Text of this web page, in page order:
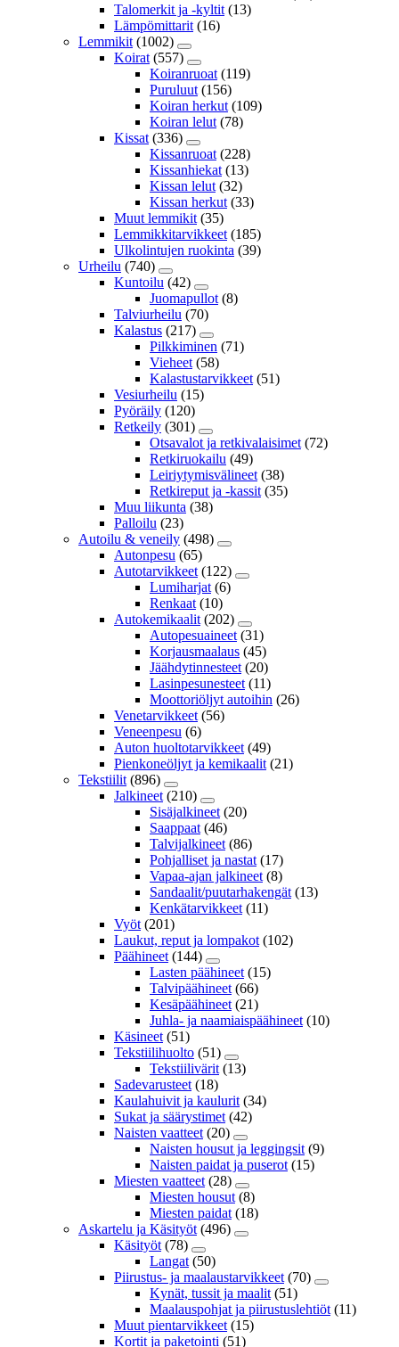
Talomerkit ja -kyltit (13)
Lämpömittarit (16)
Lemmikit (1002)
Koirat (557)
Koiranruoat (119)
Puruluut (156)
Koiran herkut (109)
Koiran lelut (78)
Kissat (336)
Kissanruoat (228)
Kissanhiekat (13)
Kissan lelut (32)
Kissan herkut (33)
Muut lemmikit (35)
Lemmikkitarvikkeet (185)
Ulkolintujen ruokinta (39)
Urheilu (740)
Kuntoilu (42)
Juomapullot (8)
Talviurheilu (70)
Kalastus (217)
Pilkkiminen (71)
Vieheet (58)
Kalastustarvikkeet (51)
Vesiurheilu (15)
Pyöräily (120)
Retkeily (301)
Otsavalot ja retkivalaisimet (72)
Retkiruokailu (49)
Leiriytymisvälineet (38)
Retkireput ja -kassit (35)
Muu liikunta (38)
Palloilu (23)
Autoilu & veneily (498)
Autonpesu (65)
Autotarvikkeet (122)
Lumiharjat (6)
Renkaat (10)
Autokemikaalit (202)
Autopesuaineet (31)
Korjausmaalaus (45)
Jäähdytinnesteet (20)
Lasinpesunesteet (11)
Moottoriöljyt autoihin (26)
Venetarvikkeet (56)
Veneenpesu (6)
Auton huoltotarvikkeet (49)
Pienkoneöljyt ja kemikaalit (21)
Tekstiilit (896)
Jalkineet (210)
Sisäjalkineet (20)
Saappaat (46)
Talvijalkineet (86)
Pohjalliset ja nastat (17)
Vapaa-ajan jalkineet (8)
Sandaalit/puutarhakengät (13)
Kenkätarvikkeet (11)
Vyöt (201)
Laukut, reput ja lompakot (102)
Päähineet (144)
Lasten päähineet (15)
Talvipäähineet (66)
Kesäpäähineet (21)
Juhla- ja naamiaispäähineet (10)
Käsineet (51)
Tekstiilihuolto (51)
Tekstiilivärit (13)
Sadevarusteet (18)
Kaulahuivit ja kaulurit (34)
Sukat ja säärystimet (42)
Naisten vaatteet (20)
Naisten housut ja leggingsit (9)
Naisten paidat ja puserot (15)
Miesten vaatteet (28)
Miesten housut (8)
Miesten paidat (18)
Askartelu ja Käsityöt (496)
Käsityöt (78)
Langat (50)
Piirustus- ja maalaustarvikkeet (70)
Kynät, tussit ja maalit (51)
Maalauspohjat ja piirustuslehtiöt (11)
Muut pientarvikkeet (15)
Kortit ja paketointi (51)